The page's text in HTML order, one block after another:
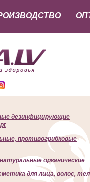
дезинфицирующие
противогрибковые
органические
для лица, волос,